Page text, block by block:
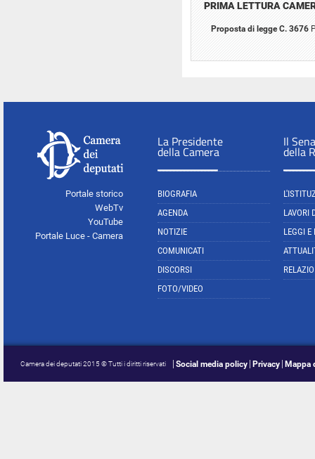
PRIMA LETTURA
Proposta di legge C. 3676
Portale storico
WebTv
YouTube
Portale Luce - Camera
La Presidente
della Camera
BIOGRAFIA
AGENDA
NOTIZIE
COMUNICATI
DISCORSI
FOTO/VIDEO
Il
della
LAVORI
LEGGI E
Camera dei deputati 2015 © Tutti i diritti riservati Social media policy Privacy Mappa